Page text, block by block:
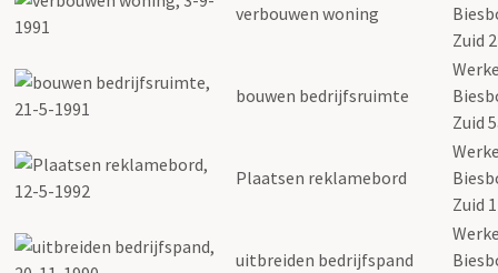
verbouwen woning
Zuid
bouwen bedrijfsruimte
Zuid
Plaatsen reklamebord
Zuid
uitbreiden bedrijfspand